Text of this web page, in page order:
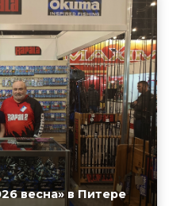
весна» в Питере